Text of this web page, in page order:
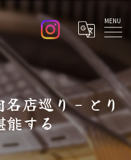
Menu
名店巡り - とり
能する